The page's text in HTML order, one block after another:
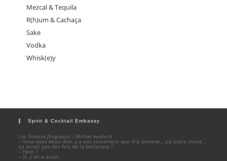
Mezcal & Tequila
R(h)um & Cachaça
Sake
Vodka
Whisk(e)y
Spirit & Cocktail Embassy
Les Tontons flingueurs – Michel Audiard
– Vous avez beau dire, y a pas seulement que d’la pomme… y’a autre chose…
ça serait pas des fois de la betterave ?
– Hein ?
– Si, y en a aussi.